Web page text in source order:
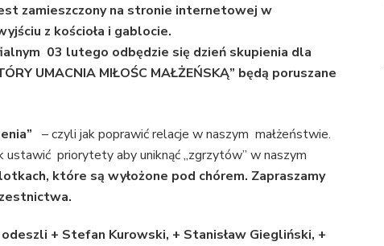
zamieszczony na stronie internetowej w
z kościoła i gablocie.
03 lutego odbędzie się dzień skupienia dla
UMACNIA MIŁOŚC MAŁŻEŃSKĄ” będą poruszane
– czyli jak poprawić relacje w naszym małżeństwie.
priorytety aby uniknąć „zgrzytów” w naszym
które są wyłożone pod chórem. Zapraszamy
+ Stefan Kurowski, + Stanisław Giegliński, +